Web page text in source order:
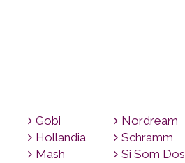
Gobi
Hollandia
Mash
Nordream
Schramm
Si Som Dos